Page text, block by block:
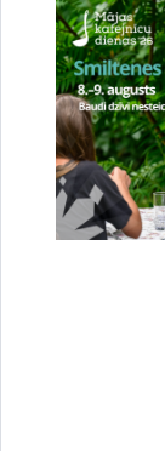
pašvaldības
izglītības,
teritorijas
Autors:
Saistītas